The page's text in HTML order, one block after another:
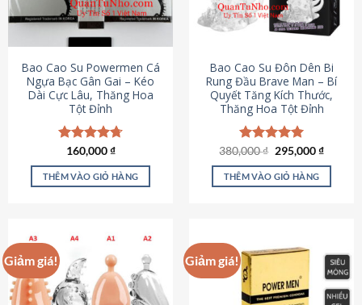
chọn
có
chọn
trên
trang
sản
phẩm
Bao Cao Su Powermen Cá
Ngựa Bạc Gân Gai – Kéo
Dài Cực Lâu, Thăng Hoa
Tột Đỉnh
Được xếp
hạng4.73
5 sao
160,000₫
THÊM VÀO GIỎ HÀNG
Bao Cao Su Đôn Dên Bi
Rung Đầu Brave Man – Bí
Quyết Tăng Kích Thước,
Thăng Hoa Tột Đỉnh
Được xếp
hạng5.00
5 sao
380,000₫ Giá
là:
380,000 ₫.
295,000₫Giá
tại
THÊM VÀO GIỎ HÀNG
Giảm giá! Giảm giá!